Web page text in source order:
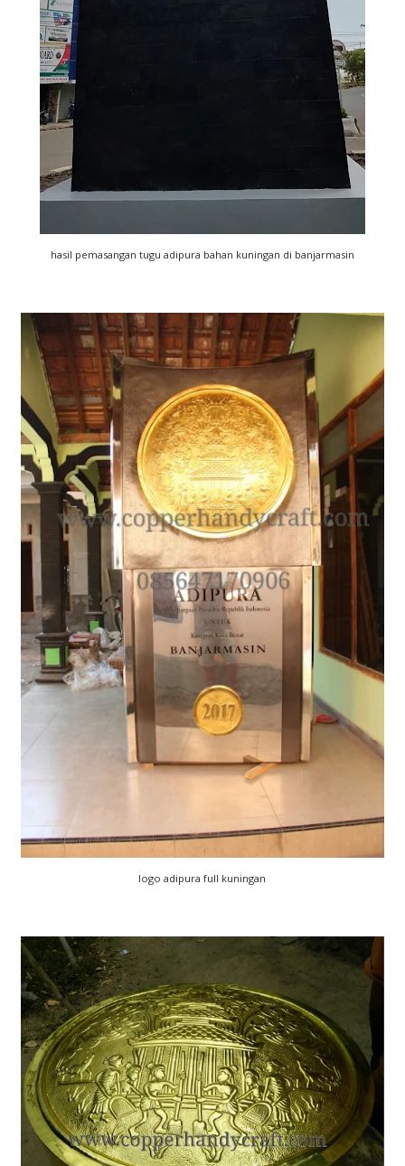
hasil pemasangan tugu adipura bahan kuningan di banjarmasin
logo adipura full kuningan